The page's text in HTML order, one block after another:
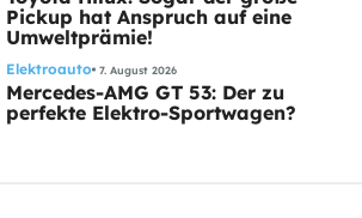
Pickup hat Anspruch auf eine
Umweltprämie!
Elektroauto 7. August 2026
Mercedes-AMG GT 53: Der zu
perfekte Elektro-Sportwagen?